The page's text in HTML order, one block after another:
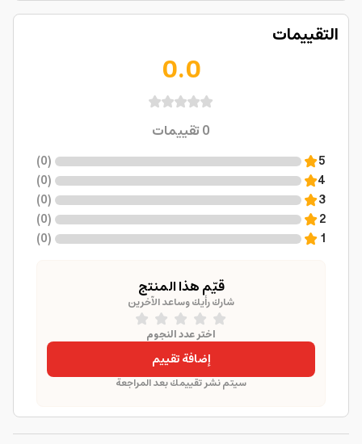
التقييمات
0.0
0تقييمات
5
(
0
)
4
(
0
)
3
(
0
)
2
(
0
)
1
(
0
)
قيّم هذا المنتج
شارك رأيك وساعد الآخرين
اختر عدد النجوم
إضافة تقييم
سيتم نشر تقييمك بعد المراجعة